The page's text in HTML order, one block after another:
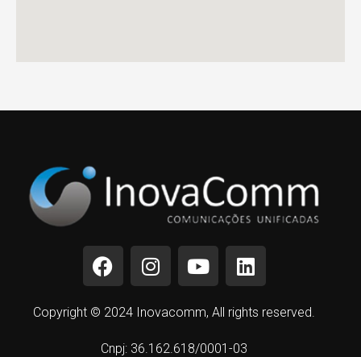
Copyright © 2024 Inovacomm, All rights reserved.
Cnpj: 36.162.618/0001-03